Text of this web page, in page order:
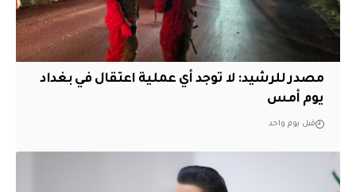
مصدر للرشيد: لا توجد أي عملية اعتقال في بغداد
يوم أمس
قبل يوم واحد